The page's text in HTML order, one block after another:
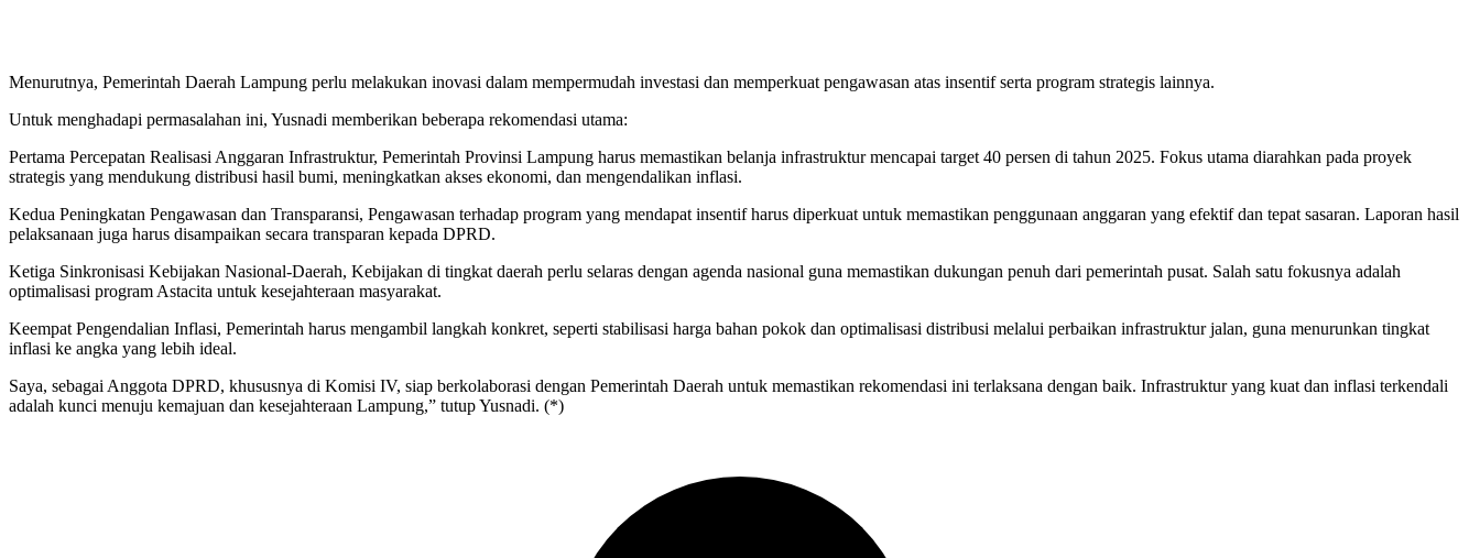
Menurutnya, Pemerintah Daerah Lampung perlu melakukan inovasi dalam mempermudah investasi dan memperkuat pengawasan atas insentif serta program strategis lainnya.
Untuk menghadapi permasalahan ini, Yusnadi memberikan beberapa rekomendasi utama:
Pertama Percepatan Realisasi Anggaran Infrastruktur, Pemerintah Provinsi Lampung harus memastikan belanja infrastruktur mencapai target 40 persen di tahun 2025. Fokus utama diarahkan pada proyek
strategis yang mendukung distribusi hasil bumi, meningkatkan akses ekonomi, dan mengendalikan inflasi.
Kedua Peningkatan Pengawasan dan Transparansi, Pengawasan terhadap program yang mendapat insentif harus diperkuat untuk memastikan penggunaan anggaran yang efektif dan tepat sasaran. Laporan hasil
pelaksanaan juga harus disampaikan secara transparan kepada DPRD.
Ketiga Sinkronisasi Kebijakan Nasional-Daerah, Kebijakan di tingkat daerah perlu selaras dengan agenda nasional guna memastikan dukungan penuh dari pemerintah pusat. Salah satu fokusnya adalah
optimalisasi program Astacita untuk kesejahteraan masyarakat.
Keempat Pengendalian Inflasi, Pemerintah harus mengambil langkah konkret, seperti stabilisasi harga bahan pokok dan optimalisasi distribusi melalui perbaikan infrastruktur jalan, guna menurunkan tingkat
inflasi ke angka yang lebih ideal.
Saya, sebagai Anggota DPRD, khususnya di Komisi IV, siap berkolaborasi dengan Pemerintah Daerah untuk memastikan rekomendasi ini terlaksana dengan baik. Infrastruktur yang kuat dan inflasi terkendali
adalah kunci menuju kemajuan dan kesejahteraan Lampung,” tutup Yusnadi. (*)